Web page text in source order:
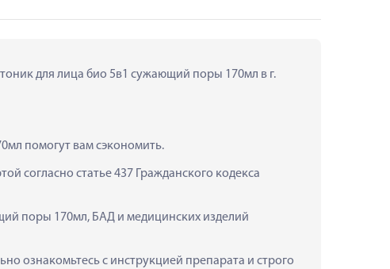
для лица био 5в1 сужающий поры 170мл в г.
помогут вам сэкономить.
согласно статье 437 Гражданского кодекса
поры 170мл, БАД и медицинских изделий
ознакомьтесь с инструкцией препарата и строго